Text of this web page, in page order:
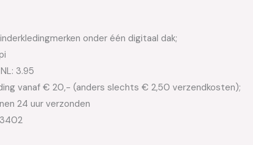
onder één digitaal dak;
3.95
vanaf € 20,- (anders slechts € 2,50 verzendkosten);
24 uur verzonden